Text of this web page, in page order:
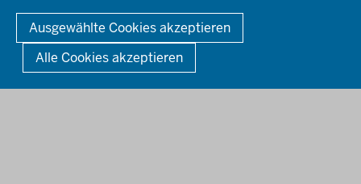
Ausgewählte Cookies akzeptieren
Alle Cookies akzeptieren
Mediathek
So finden Sie uns
Anerkennung von Bildungsnachweisen
Offenlagen
Fußzeile
DATENSCHUTZ BARRIEREFREIHEIT
IMPRESSUM
KONTAKT